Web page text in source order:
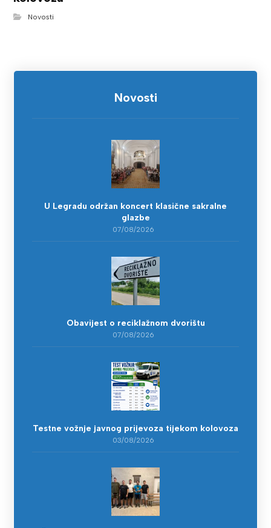
Novosti
Novosti
U Legradu održan koncert klasične sakralne
glazbe
07/08/2026
Obavijest o reciklažnom dvorištu
07/08/2026
Testne vožnje javnog prijevoza tijekom kolovoza
03/08/2026